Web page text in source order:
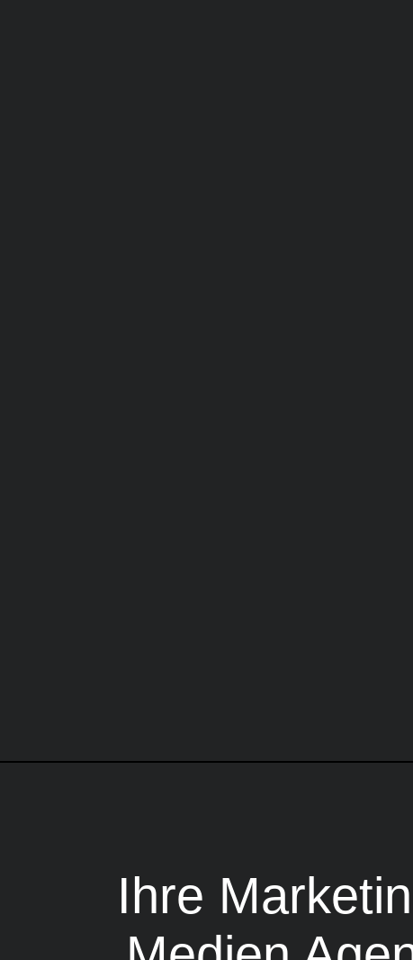
Ihre